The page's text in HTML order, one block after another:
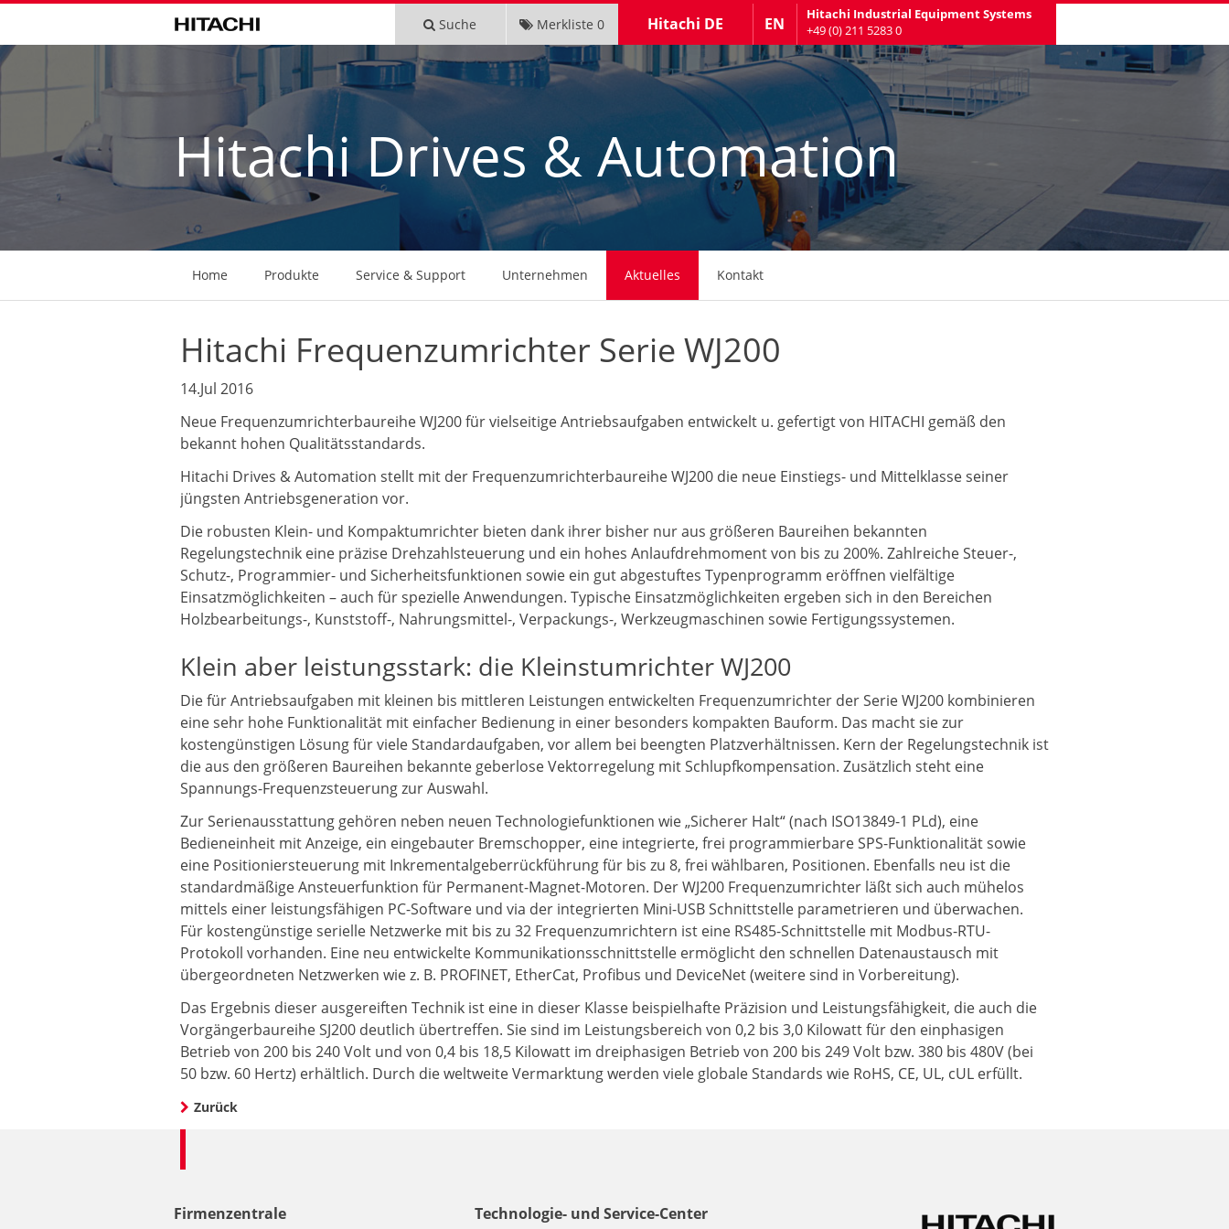
Hitachi Industrial Equipment Systems
+49 (0) 211 5283 0
EN
Hitachi DE
Merkliste 0
Suche
Hitachi Drives & Automation
Navigation
Home Produkte Service & Support Unternehmen Aktuelles Kontakt
Hitachi Frequenzumrichter Serie WJ200
14.Jul 2016
Neue Frequenzumrichterbaureihe WJ200 für vielseitige Antriebsaufgaben entwickelt u. gefertigt von HITACHI gemäß den
bekannt hohen Qualitätsstandards.
Hitachi Drives & Automation stellt mit der Frequenzumrichterbaureihe WJ200 die neue Einstiegs- und Mittelklasse seiner
jüngsten Antriebsgeneration vor.
Die robusten Klein- und Kompaktumrichter bieten dank ihrer bisher nur aus größeren Baureihen bekannten
Regelungstechnik eine präzise Drehzahlsteuerung und ein hohes Anlaufdrehmoment von bis zu 200%. Zahlreiche Steuer-,
Schutz-, Programmier- und Sicherheitsfunktionen sowie ein gut abgestuftes Typenprogramm eröffnen vielfältige
Einsatzmöglichkeiten – auch für spezielle Anwendungen. Typische Einsatzmöglichkeiten ergeben sich in den Bereichen
Holzbearbeitungs-, Kunststoff-, Nahrungsmittel-, Verpackungs-, Werkzeugmaschinen sowie Fertigungssystemen.
Klein aber leistungsstark: die Kleinstumrichter WJ200
Die für Antriebsaufgaben mit kleinen bis mittleren Leistungen entwickelten Frequenzumrichter der Serie WJ200 kombinieren
eine sehr hohe Funktionalität mit einfacher Bedienung in einer besonders kompakten Bauform. Das macht sie zur
kostengünstigen Lösung für viele Standardaufgaben, vor allem bei beengten Platzverhältnissen. Kern der Regelungstechnik ist
die aus den größeren Baureihen bekannte geberlose Vektorregelung mit Schlupfkompensation. Zusätzlich steht eine
Spannungs-Frequenzsteuerung zur Auswahl.
Zur Serienausstattung gehören neben neuen Technologiefunktionen wie „Sicherer Halt“ (nach ISO13849-1 PLd), eine
Bedieneinheit mit Anzeige, ein eingebauter Bremschopper, eine integrierte, frei programmierbare SPS-Funktionalität sowie
eine Positioniersteuerung mit Inkrementalgeberrückführung für bis zu 8, frei wählbaren, Positionen. Ebenfalls neu ist die
standardmäßige Ansteuerfunktion für Permanent-Magnet-Motoren. Der WJ200 Frequenzumrichter läßt sich auch mühelos
mittels einer leistungsfähigen PC-Software und via der integrierten Mini-USB Schnittstelle parametrieren und überwachen.
Für kostengünstige serielle Netzwerke mit bis zu 32 Frequenzumrichtern ist eine RS485-Schnittstelle mit Modbus-RTU-
Protokoll vorhanden. Eine neu entwickelte Kommunikationsschnittstelle ermöglicht den schnellen Datenaustausch mit
übergeordneten Netzwerken wie z. B. PROFINET, EtherCat, Profibus und DeviceNet (weitere sind in Vorbereitung).
Das Ergebnis dieser ausgereiften Technik ist eine in dieser Klasse beispielhafte Präzision und Leistungsfähigkeit, die auch die
Vorgängerbaureihe SJ200 deutlich übertreffen. Sie sind im Leistungsbereich von 0,2 bis 3,0 Kilowatt für den einphasigen
Betrieb von 200 bis 240 Volt und von 0,4 bis 18,5 Kilowatt im dreiphasigen Betrieb von 200 bis 249 Volt bzw. 380 bis 480V (bei
50 bzw. 60 Hertz) erhältlich. Durch die weltweite Vermarktung werden viele globale Standards wie RoHS, CE, UL, cUL erfüllt.
Zurück
Firmenzentrale Technologie- und Service-Center